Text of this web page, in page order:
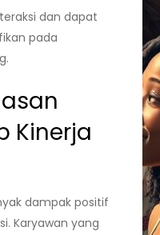
dan dapat
pada
Kinerja
dampak positif
Karyawan yang